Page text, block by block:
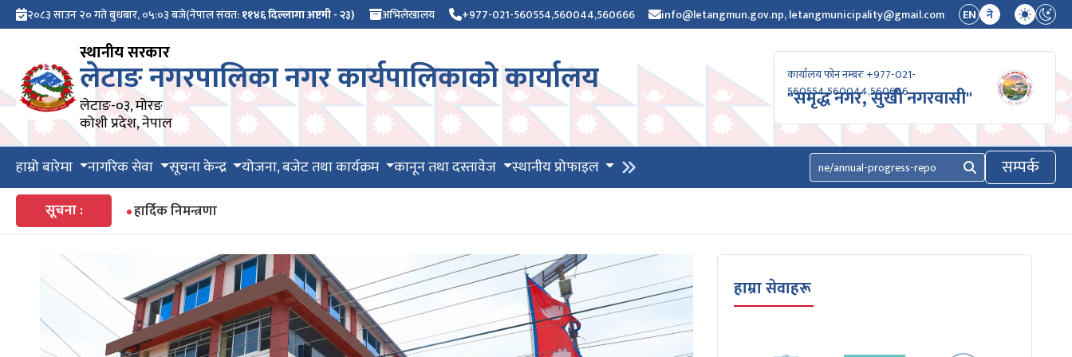
२०८३ साउन २० गते बुधबार, ०५:०३ बजे(नेपाल संवत:११४६ दिल्लागा अष्टमी - २३) अभिलेखालय +977-021-560554,560044,560666 info@letangmun.gov.np, letangmunicipality@gmail.com EN ने
स्थानीय सरकार
लेटाङ नगरपालिका नगर कार्यपालिकाको कार्यालय
लेटाङ-०३, मोरङ
कोशी प्रदेश, नेपाल
कार्यालय फोन नम्बरः +977-021-
560554,560044,560666
"समृद्ध नगर, सुखी नगरवासी"
हाम्रो बारेमा नागरिक सेवा सूचना केन्द्र योजना, बजेट तथा कार्यक्रम कानून तथा दस्तावेज स्थानीय प्रोफाइल खोज्नुहोस् सम्पर्क
सूचना : हार्दिक निमन्त्रणा
हाम्रा सेवाहरू